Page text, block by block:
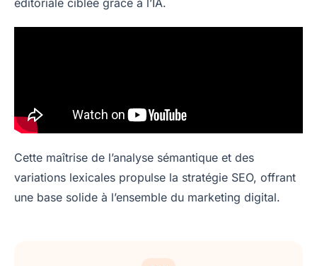
éditoriale ciblée grâce à l’IA.
Cette maîtrise de l’analyse sémantique et des
variations lexicales propulse la stratégie SEO, offrant
une base solide à l’ensemble du marketing digital.